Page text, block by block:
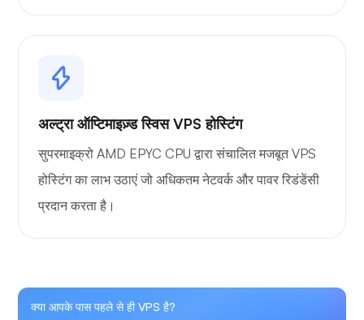
अल्ट्रा ऑप्टिमाइज़्ड स्विस VPS होस्टिंग
सुपरमाइक्रो AMD EPYC CPU द्वारा संचालित मजबूत VPS
होस्टिंग का लाभ उठाएं जो अधिकतम नेटवर्क और पावर रिडंडेंसी
प्रदान करता है।
क्या आपके पास पहले से ही VPS है?